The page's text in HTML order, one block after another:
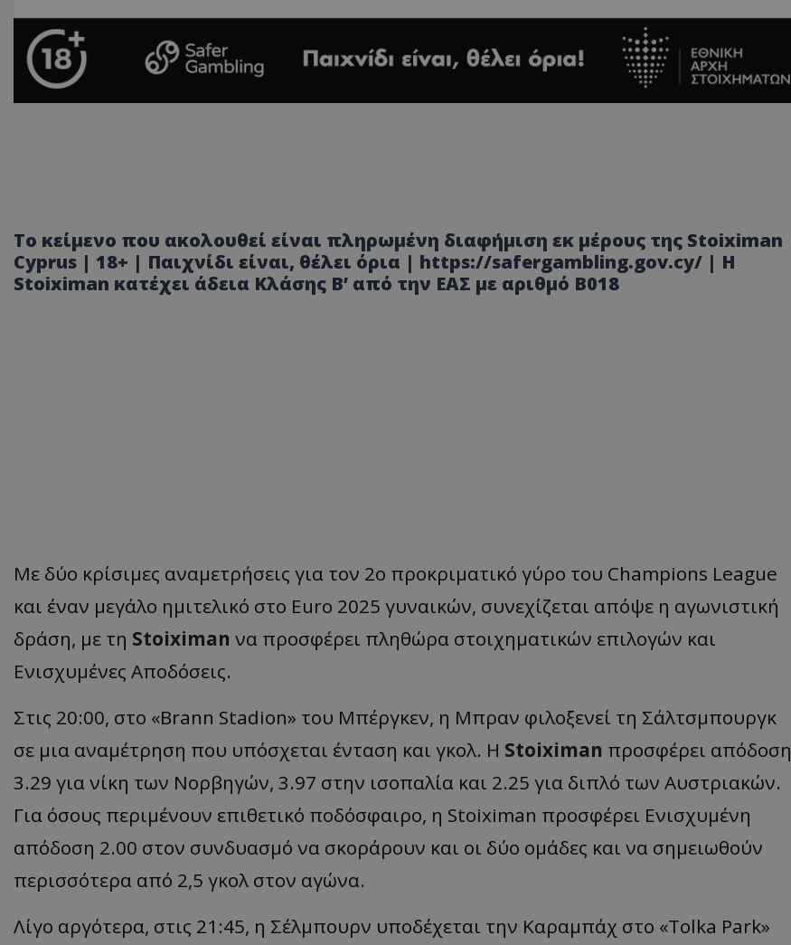
Το κείμενο που ακολουθεί είναι πληρωμένη διαφήμιση εκ μέρους της Stoiximan
Cyprus | 18+ | Παιχνίδι είναι, θέλει όρια | https://safergambling.gov.cy/ | Η
Stoiximan κατέχει άδεια Κλάσης Β’ από την ΕΑΣ με αριθμό B018
Με δύο κρίσιμες αναμετρήσεις για τον 2ο προκριματικό γύρο του Champions League
και έναν μεγάλο ημιτελικό στο Euro 2025 γυναικών, συνεχίζεται απόψε η αγωνιστική
δράση, με τη Stoiximan να προσφέρει πληθώρα στοιχηματικών επιλογών και
Ενισχυμένες Αποδόσεις.
Στις 20:00, στο «Brann Stadion» του Μπέργκεν, η Μπραν φιλοξενεί τη Σάλτσμπουργκ
σε μια αναμέτρηση που υπόσχεται ένταση και γκολ. Η Stoiximan προσφέρει απόδοση
3.29 για νίκη των Νορβηγών, 3.97 στην ισοπαλία και 2.25 για διπλό των Αυστριακών.
Για όσους περιμένουν επιθετικό ποδόσφαιρο, η Stoiximan προσφέρει Ενισχυμένη
απόδοση 2.00 στον συνδυασμό να σκοράρουν και οι δύο ομάδες και να σημειωθούν
περισσότερα από 2,5 γκολ στον αγώνα.
Λίγο αργότερα, στις 21:45, η Σέλμπουρν υποδέχεται την Καραμπάχ στο «Tolka Park»